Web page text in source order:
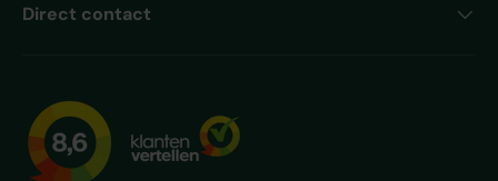
Direct contact